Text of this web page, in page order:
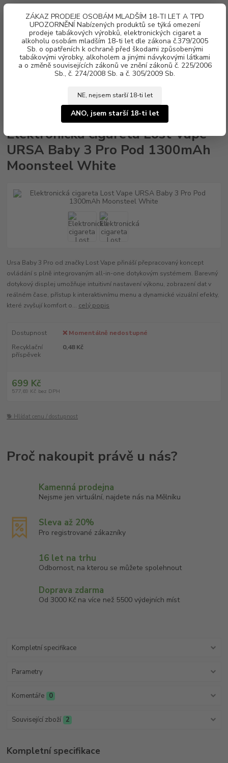
ZÁKAZ PRODEJE OSOBÁM MLADŠÍM 18-TI LET A TPD
UPOZORNĚNÍ Nabízených produktů se týká omezení
prodeje tabákových výrobků, elektronických cigaret a
alkoholu osobám mladším 18-ti let dle zákona č.379/2005
Sb. o opatřeních k ochraně před škodami způsobenými
tabákovými výrobky, alkoholem a jinými návykovými látkami
a o změně souvisejících zákonů ve znění zákonů č. 225/2006
Sb., č. 274/2008 Sb. a č. 305/2009 Sb.
NE, nejsem starší 18-ti let
ANO, jsem starší 18-ti let
Menu
za0 Kč
URSA Baby 3 Pro Pod 1300mAh Moonsteel White
Elektronická cigareta Lost Vape
URSA Baby 3 Pro Pod 1300mAh
Moonsteel White
Ursa Baby 3 Pro od značky Lost Vape přináší přepracovaný koncept
ovládání s plně integrovaným all-in-one dotykovým systémem. Barevný
dotykový displej umožňuje intuitivní nastavení výkonu, zobrazení dat v
reálném čase, přístup k interaktivnímu menu a dynamické vizuální efekty,
které zvyšují komfort o... celý popis
Dostupnost
❌ Momentálně nedostupné
Recyklační
příspěvek
0,48 Kč
699 Kč
577,69 Kč bez DPH
🐕 Hlídat cenu / dostupnost
Kamenná prodejna
Nejsme jen virtuální, najdete nás na Mělníku
Sleva až 20%
Pro registrované zákazníky
16 let na trhu
Odbornost, na kterou se můžete spolehnout
Doprava zdarma
Od 3000 Kč na více než 5500 výdejních míst
Kompletní specifikace
Parametry
Komentáře 0
Související zboží 2
Kompletní specifikace